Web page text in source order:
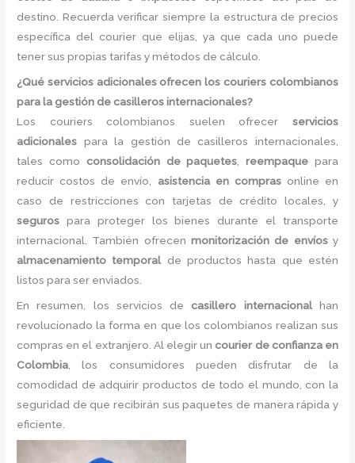
destino. Recuerda verificar siempre la estructura de precios
específica del courier que elijas, ya que cada uno puede
tener sus propias tarifas y métodos de cálculo.
¿Qué servicios adicionales ofrecen los couriers colombianos
para la gestión de casilleros internacionales?
Los couriers colombianos suelen ofrecer servicios
adicionales para la gestión de casilleros internacionales,
tales como consolidación de paquetes ,reempaque para
reducir costos de envío, asistencia en comprasonline en
caso de restricciones con tarjetas de crédito locales, y
seguros para proteger los bienes durante el transporte
internacional. También ofrecen monitorización de envíosy
almacenamiento temporal de productos hasta que estén
listos para ser enviados.
En resumen, los servicios de casillero internacionalhan
revolucionado la forma en que los colombianos realizan sus
compras en el extranjero. Al elegir un courier de confianza en
Colombia , los consumidores pueden disfrutar de la
comodidad de adquirir productos de todo el mundo, con la
seguridad de que recibirán sus paquetes de manera rápida y
eficiente.